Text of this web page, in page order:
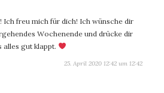
Ich freu mich für dich! Ich wünsche dir
Wochenende und drücke dir
alles gut klappt.
25. April 2020 12:42 um 12:42